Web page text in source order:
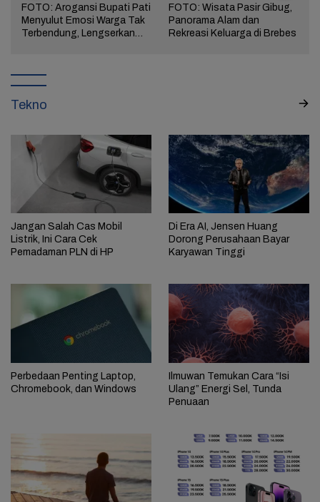
FOTO: Arogansi Bupati Pati
Menyulut Emosi Warga Tak
Terbendung, Lengserkan
FOTO: Wisata Pasir Gibug,
Panorama Alam dan
Rekreasi Keluarga di Brebes
Tekno
Jangan Salah Cas Mobil
Listrik, Ini Cara Cek
Pemadaman PLN di HP
Di Era AI, Jensen Huang
Dorong Perusahaan Bayar
Karyawan Tinggi
Perbedaan Penting Laptop,
Chromebook, dan Windows
Ilmuwan Temukan Cara “Isi
Ulang” Energi Sel, Tunda
Penuaan